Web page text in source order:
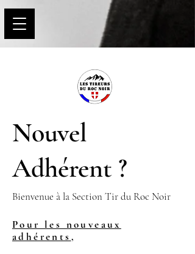
Nouvel
Adhérent ?
Bienvenue à la Section Tir du Roc Noir
Pour les nouveaux
adhérents,